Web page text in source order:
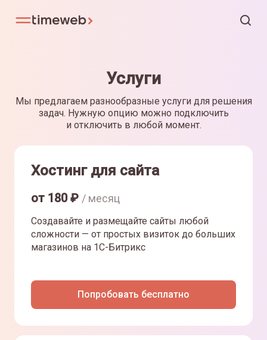
Услуги
Мы предлагаем разнообразные услуги для решения
задач. Нужную опцию можно подключить
и отключить в любой момент.
Хостинг для сайта
от 180₽ / месяц
Создавайте и размещайте сайты любой
сложности — от простых визиток до больших
магазинов на 1С-Битрикс
Попробовать бесплатно